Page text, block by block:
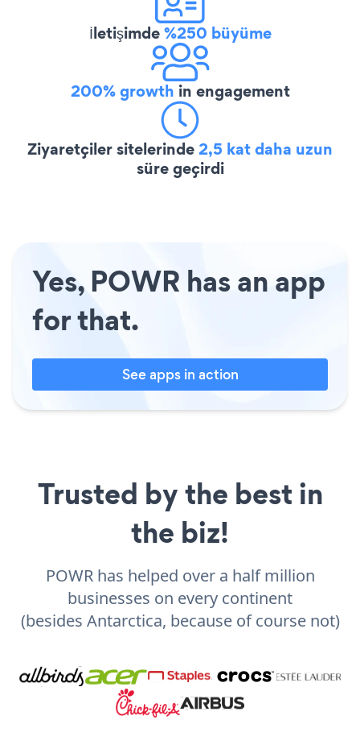
İletişimde%250 büyüme
200% growth in engagement
Ziyaretçiler sitelerinde2,5 kat daha uzun
süre geçirdi
Yes, POWR has an app
for that.
See apps in action
Trusted by the best in
the biz!
POWR has helped over a half million
businesses on every continent
(besides Antarctica, because of course not)